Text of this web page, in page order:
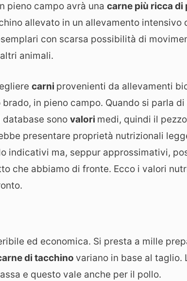
pieno campo avrà una carne più ricca di
allevato in un allevamento intensivo
con scarsa possibilità di
animali.
carni provenienti da allevamenti
in pieno campo. Quando si parla di
sono valori medi, quindi il
presentare proprietà nutrizionali
indicativi ma, seppur approssimativi,
che abbiamo di fronte. Ecco i valori
ed economica. Si presta a mille
di tacchino variano in base al taglio.
e questo vale anche per il pollo.